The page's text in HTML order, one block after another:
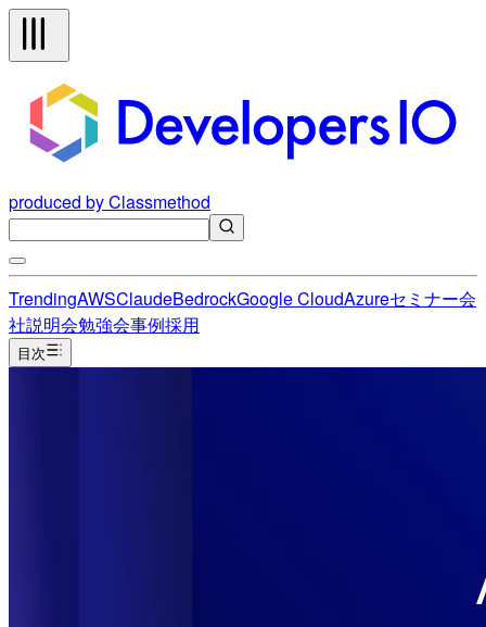
produced by Classmethod
TrendingAWSClaudeBedrockGoogle CloudAzureセミナー会
社説明会勉強会事例採用
目次